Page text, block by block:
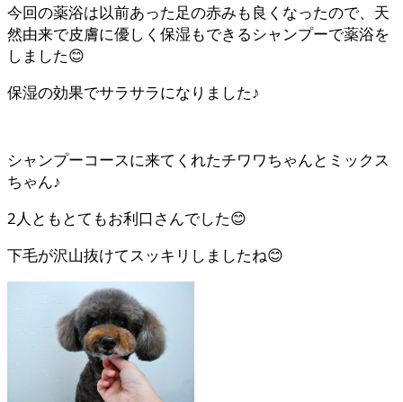
今回の薬浴は以前あった足の赤みも良くなったので、天
然由来で皮膚に優しく保湿もできるシャンプーで薬浴を
しました😊
保湿の効果でサラサラになりました♪
シャンプーコースに来てくれたチワワちゃんとミックス
ちゃん♪
2人ともとてもお利口さんでした😊
下毛が沢山抜けてスッキリしましたね😊